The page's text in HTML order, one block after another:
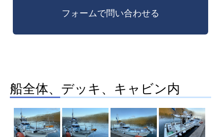
船全体、デッキ、キャビン内